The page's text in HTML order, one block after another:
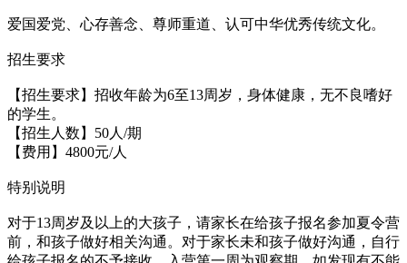
爱国爱党、心存善念、尊师重道、认可中华优秀传统文化。
招生要求
【招生要求】招收年龄为6至13周岁，身体健康，无不良嗜好
的学生。
【招生人数】50人/期
【费用】4800元/人
特别说明
对于13周岁及以上的大孩子，请家长在给孩子报名参加夏令营
前，和孩子做好相关沟通。对于家长未和孩子做好沟通，自行